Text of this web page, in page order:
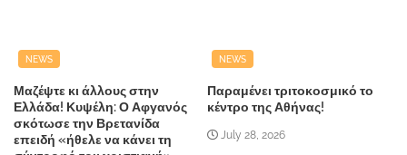
NEWS
Μαζέψτε κι άλλους στην
Ελλάδα! Κυψέλη: Ο Αφγανός
σκότωσε την Βρετανίδα
επειδή «ήθελε να κάνει τη
NEWS
Παραμένει τριτοκοσμικό το
κέντρο της Αθήνας!
July 28, 2026